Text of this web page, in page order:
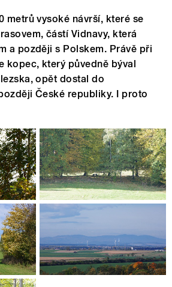
metrů vysoké návrší, které se
částí Vidnavy, která
a později s Polskem. Právě při
kopec, který půvedně býval
opět dostal do
České republiky. I proto